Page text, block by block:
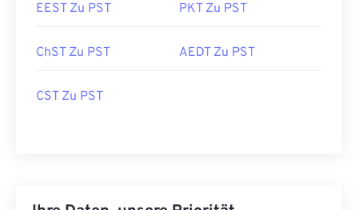
EEST Zu PST PKT Zu PST
ChST Zu PST AEDT Zu PST
CST Zu PST